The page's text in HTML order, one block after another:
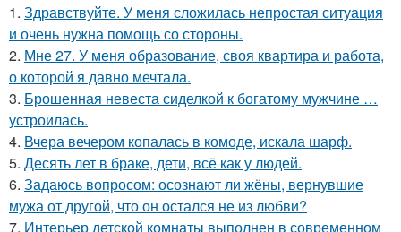
1. Здравствуйте. У меня сложилась непростая ситуация
и очень нужна помощь со стороны.
2. Мне 27. У меня образование, своя квартира и работа,
о которой я давно мечтала.
3. Брошенная невеста сиделкой к богатому мужчине …
устроилась.
4. Вчера вечером копалась в комоде, искала шарф.
5. Десять лет в браке, дети, всё как у людей.
6. Задаюсь вопросом: осознают ли жёны, вернувшие
мужа от другой, что он остался не из любви?
7. Интерьер детской комнаты выполнен в современном